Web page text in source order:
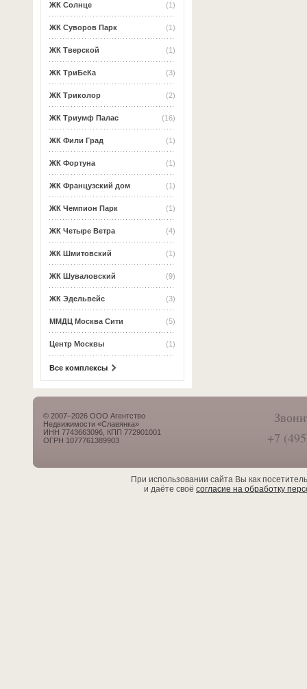
(1)
ЖК Солнце
(1)
ЖК Суворов Парк
(1)
ЖК Тверской
(3)
ЖК ТриБеКа
(2)
ЖК Триколор
(16)
ЖК Триумф Палас
(1)
ЖК Фили Град
(1)
ЖК Фортуна
(1)
ЖК Французский дом
(1)
ЖК Чемпион Парк
(4)
ЖК Четыре Ветра
(1)
ЖК Шмитовский
(9)
ЖК Шуваловский
(3)
ЖК Эдельвейс
(5)
ММДЦ Москва Сити
(1)
Центр Москвы
Все комплексы
© 2007–2026 ООО Агентство
Недвижимости «Славянка»
ИНН 7743663096, КПП 772901001
ОГРН 1077761389903
+7
При использовании сайта Вы как
и даёте своё согласие на обработку